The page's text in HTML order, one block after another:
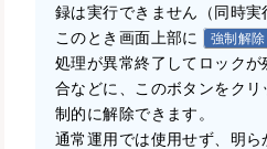
録は実行できません（同時実
このとき画面上部に
強制解除
処理が異常終了してロック
合などに、このボタンをク
制的に解除できます。
通常運用では使用せず、明